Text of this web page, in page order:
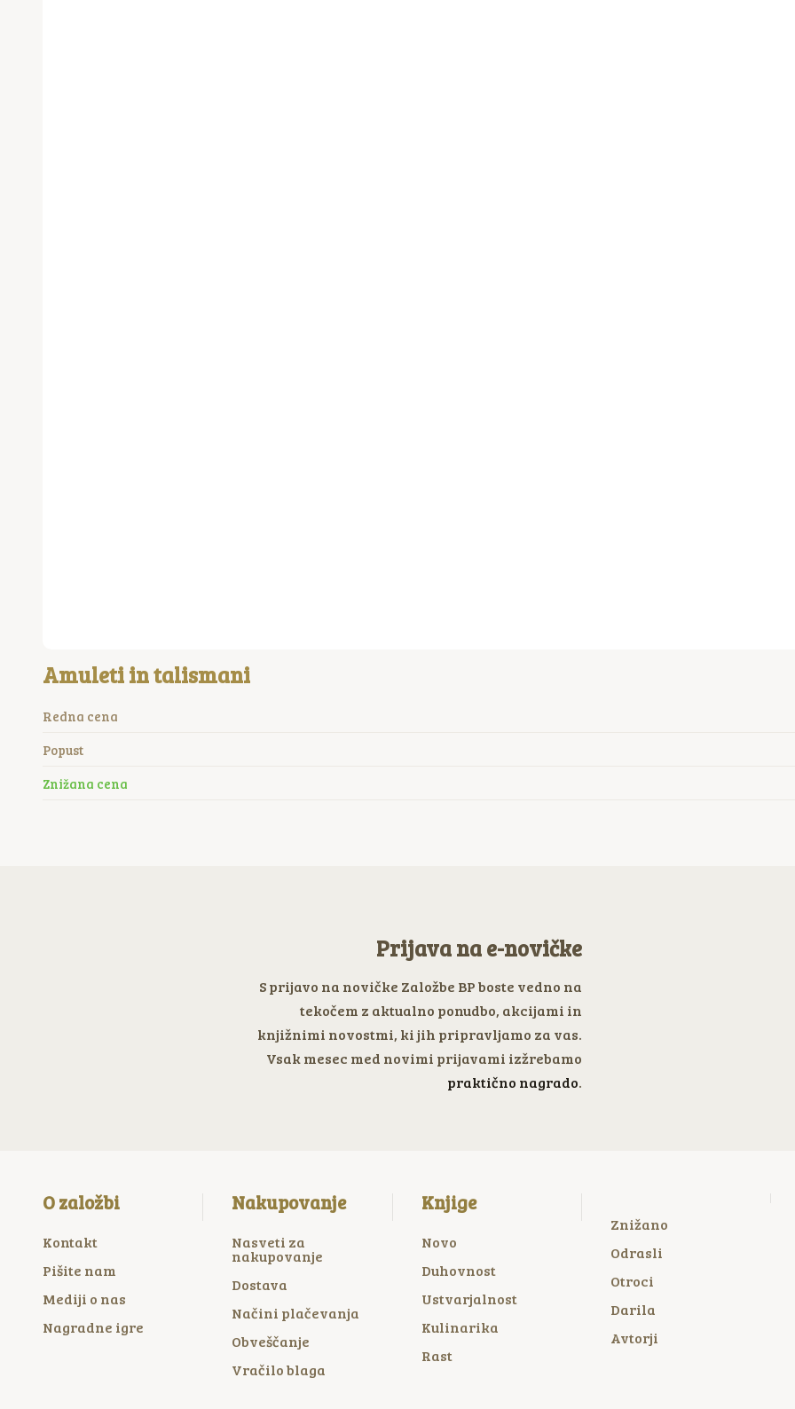
Amuleti in talismani
Redna cena
Popust
Znižana cena
Prijava na e-novičke
S prijavo na novičke Založbe BP boste vedno na
tekočem z aktualno ponudbo, akcijami in
knjižnimi novostmi, ki jih pripravljamo za vas.
Vsak mesec med novimi prijavami izžrebamo
praktično nagrado.
O založbi
Kontakt
Pišite nam
Mediji o nas
Nagradne igre
Nakupovanje
Nasveti za
nakupovanje
Dostava
Načini plačevanja
Obveščanje
Vračilo blaga
Knjige
Novo
Duhovnost
Ustvarjalnost
Kulinarika
Rast
Znižano
Odrasli
Otroci
Darila
Avtorji